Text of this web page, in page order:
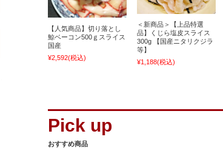
【人気商品】切り落とし
鯨ベーコン500ｇスライス
国産
¥2,592(税込)
＜新商品＞【上品特選
品】くじら塩皮スライス
300g 【国産ニタリクジラ
等】
¥1,188(税込)
おすすめ商品